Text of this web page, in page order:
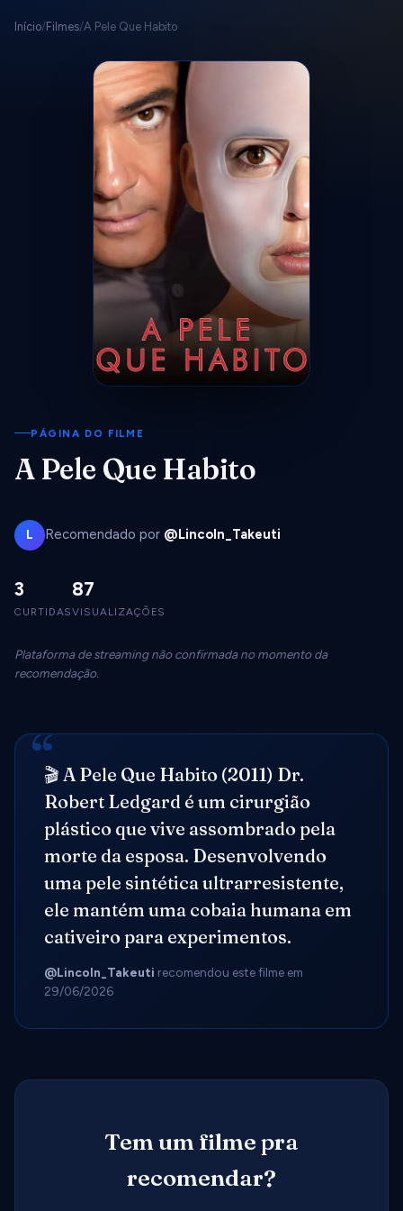
Início/Filmes/A Pele Que Habito
PÁGINA DO FILME
A Pele Que Habito
L Recomendado por @Lincoln_Takeuti
3
CURTIDAS
87
VISUALIZAÇÕES
Plataforma de streaming não confirmada no momento da
recomendação.
🎬 A Pele Que Habito (2011) Dr.
Robert Ledgard é um cirurgião
plástico que vive assombrado pela
morte da esposa. Desenvolvendo
uma pele sintética ultrarresistente,
ele mantém uma cobaia humana em
cativeiro para experimentos.
@Lincoln_Takeuti recomendou este filme em
29/06/2026
Tem um filme pra
recomendar?